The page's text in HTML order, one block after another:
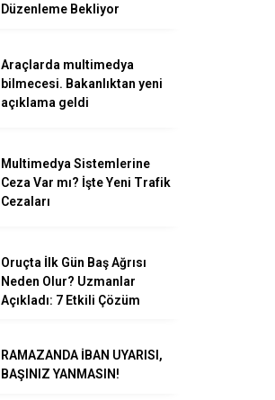
Düzenleme Bekliyor
Araçlarda multimedya
bilmecesi. Bakanlıktan yeni
açıklama geldi
Multimedya Sistemlerine
Ceza Var mı? İşte Yeni Trafik
Cezaları
Oruçta İlk Gün Baş Ağrısı
Neden Olur? Uzmanlar
Açıkladı: 7 Etkili Çözüm
RAMAZANDA İBAN UYARISI,
BAŞINIZ YANMASIN!